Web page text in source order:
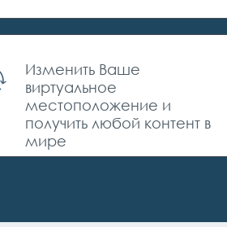
Изменить Ваше
виртуальное
местоположение и
получить любой контент в
мире